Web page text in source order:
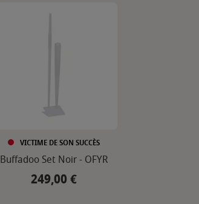
VICTIME DE SON SUCCÈS
Buffadoo Set Noir - OFYR
Prix
249,00 €